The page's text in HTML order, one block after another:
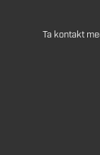
Ta kontakt